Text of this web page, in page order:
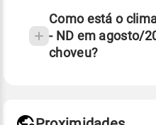
Fonte: 30 anos de
Como está o
- ND em agosto/
choveu?